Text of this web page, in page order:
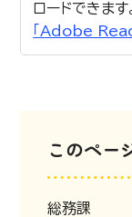
ロードできます
「Adobe
このペー
総務課